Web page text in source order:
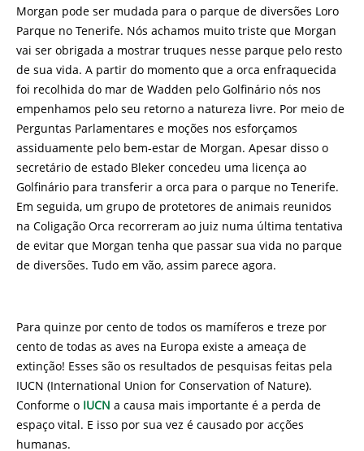
Morgan pode ser mudada para o parque de diversões Loro
Parque no Tenerife. Nós achamos muito triste que Morgan
vai ser obrigada a mostrar truques nesse parque pelo resto
de sua vida. A partir do momento que a orca enfraquecida
foi recolhida do mar de Wadden pelo Golfinário nós nos
empenhamos pelo seu retorno a natureza livre. Por meio de
Perguntas Parlamentares e moções nos esforçamos
assiduamente pelo bem-estar de Morgan. Apesar disso o
secretário de estado Bleker concedeu uma licença ao
Golfinário para transferir a orca para o parque no Tenerife.
Em seguida, um grupo de protetores de animais reunidos
na Coligação Orca recorreram ao juiz numa última tentativa
de evitar que Morgan tenha que passar sua vida no parque
de diversões. Tudo em vão, assim parece agora.
Para quinze por cento de todos os mamíferos e treze por
cento de todas as aves na Europa existe a ameaça de
extinção! Esses são os resultados de pesquisas feitas pela
IUCN (International Union for Conservation of Nature).
Conforme o IUCN a causa mais importante é a perda de
espaço vital. E isso por sua vez é causado por acções
humanas.